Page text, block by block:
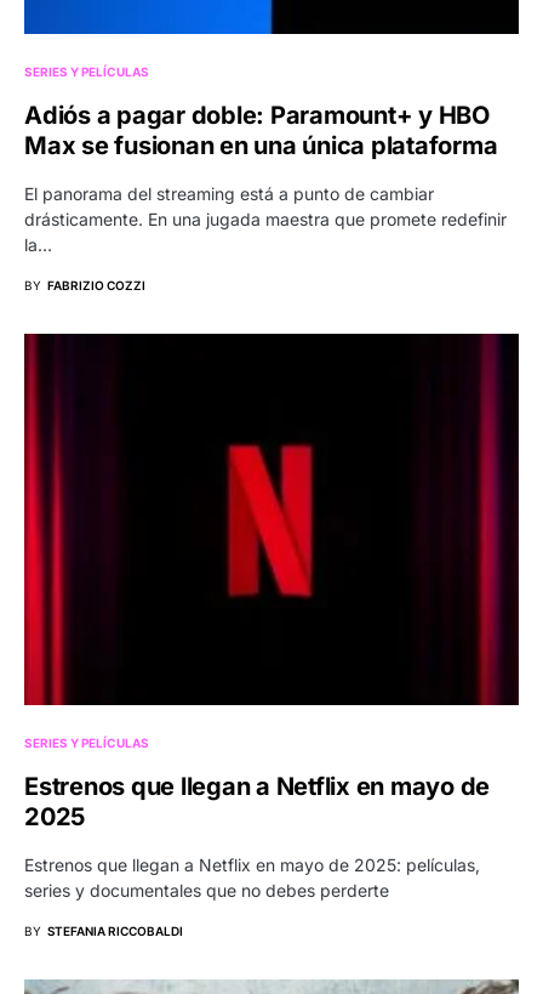
SERIES Y PELÍCULAS
Adiós a pagar doble: Paramount+ y HBO
Max se fusionan en una única plataforma
El panorama del streaming está a punto de cambiar
drásticamente. En una jugada maestra que promete redefinir
la…
BY FABRIZIO COZZI
SERIES Y PELÍCULAS
Estrenos que llegan a Netflix en mayo de
2025
Estrenos que llegan a Netflix en mayo de 2025: películas,
series y documentales que no debes perderte
BY STEFANIA RICCOBALDI